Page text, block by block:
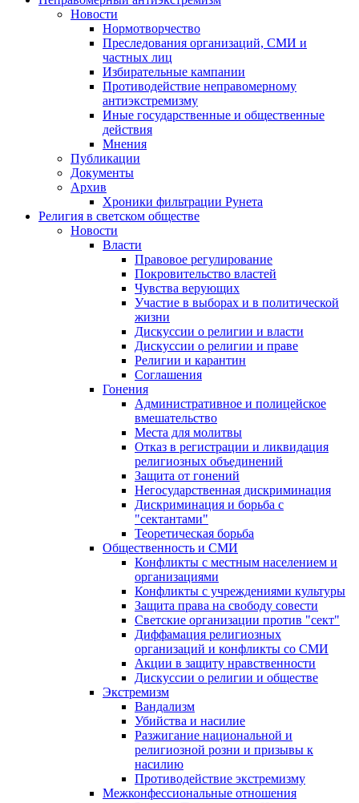
Новости
Нормотворчество
Преследования организаций, СМИ и
частных лиц
Избирательные кампании
Противодействие неправомерному
антиэкстремизму
Иные государственные и общественные
действия
Мнения
Публикации
Документы
Архив
Хроники фильтрации Рунета
Религия в светском обществе
Новости
Власти
Правовое регулирование
Покровительство властей
Чувства верующих
Участие в выборах и в политической
жизни
Дискуссии о религии и власти
Дискуссии о религии и праве
Религии и карантин
Соглашения
Гонения
Административное и полицейское
вмешательство
Места для молитвы
Отказ в регистрации и ликвидация
религиозных объединений
Защита от гонений
Негосударственная дискриминация
Дискриминация и борьба с
"сектантами"
Теоретическая борьба
Общественность и СМИ
Конфликты с местным населением и
организациями
Конфликты с учреждениями культуры
Защита права на свободу совести
Светские организации против "сект"
Диффамация религиозных
организаций и конфликты со СМИ
Акции в защиту нравственности
Дискуссии о религии и обществе
Экстремизм
Вандализм
Убийства и насилие
Разжигание национальной и
религиозной розни и призывы к
насилию
Противодействие экстремизму
Межконфессиональные отношения